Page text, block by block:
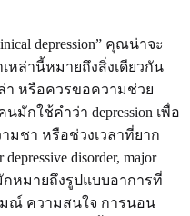
depression” คุณน่าจะ
หล่านี้หมายถึงสิ่งเดียวกัน
า หรือควรขอความช่วย
มักใช้คำว่า depression เพื่อ
มชา หรือช่วงเวลาที่ยาก
disorder, major
มักหมายถึงรูปแบบอาการที่
มณ์ ความสนใจ การนอน